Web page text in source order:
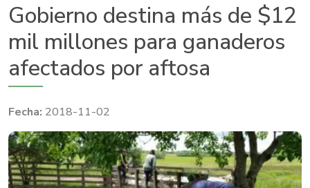
Gobierno destina más de $12
mil millones para ganaderos
afectados por aftosa
2018-11-02